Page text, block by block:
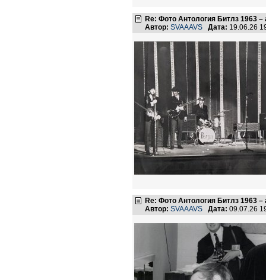
Re: Фото Антология Битлз 1963 –
Автор: SVAAAVS Дата: 19.06.26
Re: Фото Антология Битлз 1963 –
Автор: SVAAAVS Дата: 09.07.26